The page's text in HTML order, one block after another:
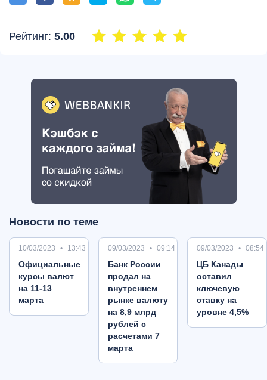
Рейтинг: 5.00
Новости по теме
10/03/2023 13:43
Oфициальные
курсы валют
на 11-13
марта
09/03/2023 09:14
Банк России
продал на
внутреннем
рынке валюту
на 8,9 млрд
рублей с
расчетами 7
марта
09/03/2023 08:54
ЦБ Канады
оставил
ключевую
ставку на
уровне 4,5%